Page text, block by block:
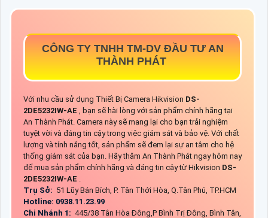
CÔNG TY TNHH TM-DV ĐẦU TƯ AN
THÀNH PHÁT
Với nhu cầu sử dụng Thiết Bị Camera Hikvision DS-
2DE5232IW-AE
, bạn sẽ hài lòng với sản phẩm chính hãng tại
An Thành Phát. Camera này sẽ mang lại cho bạn trải nghiệm
tuyệt vời và đáng tin cậy trong việc giám sát và bảo vệ. Với chất
lượng và tính năng tốt, sản phẩm sẽ đem lại sự an tâm cho hệ
thống giám sát của bạn. Hãy thăm An Thành Phát ngay hôm nay
để mua sản phẩm chính hãng và đáng tin cậy từ Hikvision DS-
2DE5232IW-AE
Trụ Sở: 51 Lũy Bán Bích, P. Tân Thới Hòa, Q.Tân Phú, TP.HCM
Hotline: 0938.11.23.99
Chi Nhánh 1: 445/38 Tân Hòa Đông,P Bình Trị Đông, Bình Tân,